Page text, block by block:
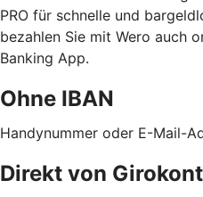
PRO für schnelle und
bezahlen Sie mit Wero auch
Banking App.
Ohne IBAN
Handynummer oder E-Mail-
Direkt von